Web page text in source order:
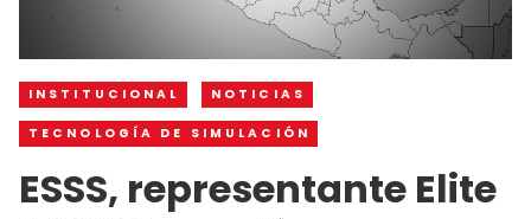
INSTITUCIONAL NOTICIAS
TECNOLOGÍA DE SIMULACIÓN
ESSS, representante Elite